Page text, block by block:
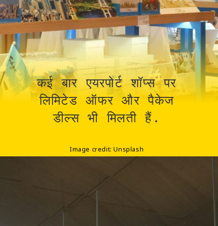
Image credit: Unsplash
कई बार एयरपोर्ट शॉप्स पर
लिमिटेड ऑफर और पैकेज
डील्स भी मिलती हैं.